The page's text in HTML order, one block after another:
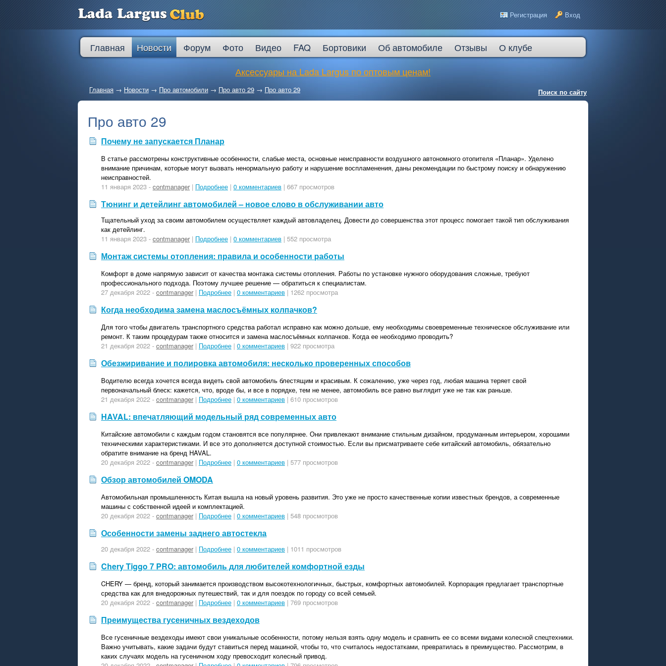
Регистрация Вход
Главная Новости Форум Фото Видео FAQ Бортовики Об автомобиле Отзывы
О клубе
Аксессуары на Lada Largus по оптовым ценам!
Главная → Новости → Про автомобили → Про авто 29 → Про авто 29 Поиск по сайту
Про авто 29
Почему не запускается Планар
В статье рассмотрены конструктивные особенности, слабые места, основные неисправности воздушного автономного отопителя «Планар». Уделено
внимание причинам, которые могут вызвать ненормальную работу и нарушение воспламенения, даны рекомендации по быстрому поиску и обнаружению
неисправностей.
11 января 2023 - contmanager| Подробнее | 0 комментариев | 667 просмотров
Тюнинг и детейлинг автомобилей – новое слово в обслуживании авто
Тщательный уход за своим автомобилем осуществляет каждый автовладелец. Довести до совершенства этот процесс помогает такой тип обслуживания
как детейлинг.
11 января 2023 - contmanager| Подробнее | 0 комментариев | 552 просмотра
Монтаж системы отопления: правила и особенности работы
Комфорт в доме напрямую зависит от качества монтажа системы отопления. Работы по установке нужного оборудования сложные, требуют
профессионального подхода. Поэтому лучшее решение — обратиться к специалистам.
27 декабря 2022 - contmanager| Подробнее | 0 комментариев | 1262 просмотра
Когда необходима замена маслосъёмных колпачков?
Для того чтобы двигатель транспортного средства работал исправно как можно дольше, ему необходимы своевременные техническое обслуживание или
ремонт. К таким процедурам также относится и замена маслосъёмных колпачков. Когда ее необходимо проводить?
21 декабря 2022 - contmanager| Подробнее | 0 комментариев | 922 просмотра
Обезжиривание и полировка автомобиля: несколько проверенных способов
Водителю всегда хочется всегда видеть свой автомобиль блестящим и красивым. К сожалению, уже через год, любая машина теряет свой
первоначальный блеск: кажется, что, вроде бы, и все в порядке, тем не менее, автомобиль все равно выглядит уже не так как раньше.
21 декабря 2022 - contmanager| Подробнее | 0 комментариев | 610 просмотров
HAVAL: впечатляющий модельный ряд современных авто
Китайские автомобили с каждым годом становятся все популярнее. Они привлекают внимание стильным дизайном, продуманным интерьером, хорошими
техническими характеристиками. И все это дополняется доступной стоимостью. Если вы присматриваете себе китайский автомобиль, обязательно
обратите внимание на бренд HAVAL.
20 декабря 2022 - contmanager| Подробнее | 0 комментариев | 577 просмотров
Обзор автомобилей OMODA
Автомобильная промышленность Китая вышла на новый уровень развития. Это уже не просто качественные копии известных брендов, а современные
машины с собственной идеей и комплектацией.
20 декабря 2022 - contmanager| Подробнее | 0 комментариев | 548 просмотров
Особенности замены заднего автостекла
20 декабря 2022 - contmanager| Подробнее | 0 комментариев | 1011 просмотров
Chery Tiggo 7 PRO: автомобиль для любителей комфортной езды
CHERY — бренд, который занимается производством высокотехнологичных, быстрых, комфортных автомобилей. Корпорация предлагает транспортные
средства как для внедорожных путешествий, так и для поездок по городу со всей семьей.
20 декабря 2022 - contmanager| Подробнее | 0 комментариев | 769 просмотров
Преимущества гусеничных вездеходов
Все гусеничные вездеходы имеют свои уникальные особенности, потому нельзя взять одну модель и сравнить ее со всеми видами колесной спецтехники.
Важно учитывать, какие задачи будут ставиться перед машиной, чтобы то, что считалось недостатками, превратилась в преимущество. Рассмотрим, в
каких случаях модель на гусеничном ходу превосходит колесный привод.